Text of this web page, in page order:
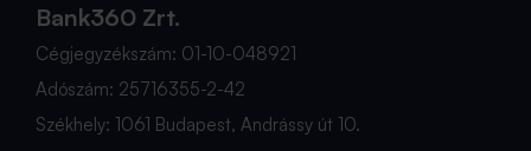
Bank360 Zrt.
Cégjegyzékszám: 01-10-048921
Adószám: 25716355-2-42
Székhely: 1061 Budapest, Andrássy út 10.